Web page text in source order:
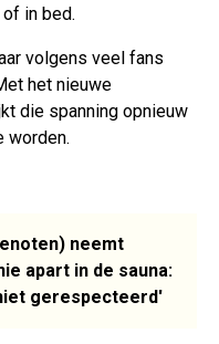
in bed.
volgens veel fans
het nieuwe
die spanning opnieuw
worden.
neemt
apart in de sauna:
gerespecteerd'